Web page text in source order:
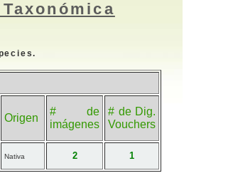
Origen
# de
imágenes
# de Dig.
Vouchers
Nativa 2 1